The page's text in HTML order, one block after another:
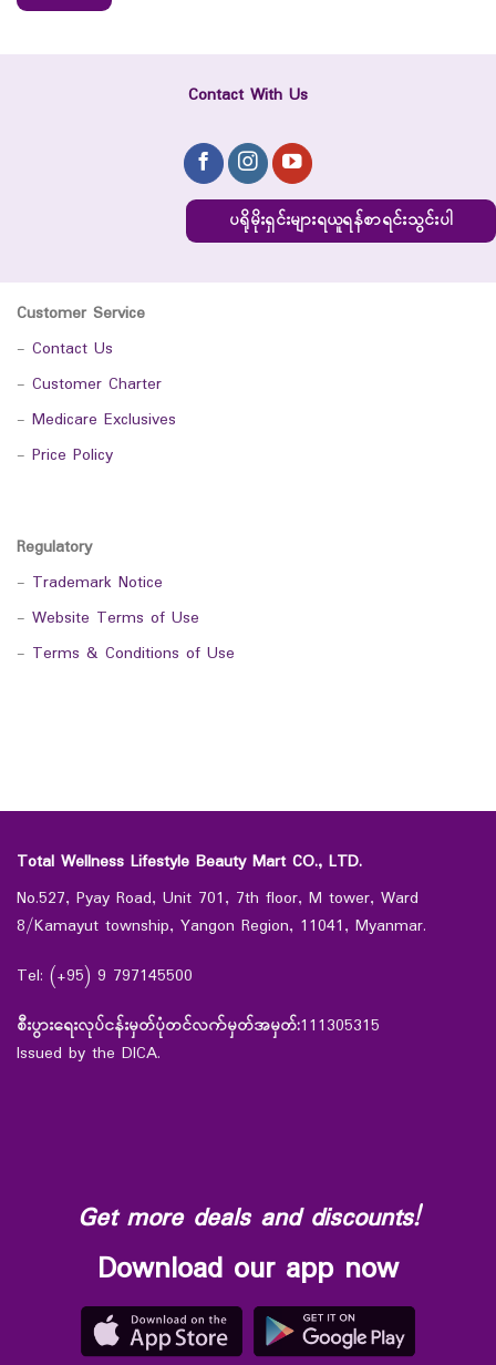
Contact With Us
ပရိုမိုးရှင်းများရယူရန်စာရင်းသွင်းပါ
Customer Service
- Contact Us
- Customer Charter
- Medicare Exclusives
- Price Policy
Regulatory
- Trademark Notice
- Website Terms of Use
- Terms & Conditions of Use
Total Wellness Lifestyle Beauty Mart CO., LTD.
No.527, Pyay Road, Unit 701, 7th floor, M tower, Ward
8/Kamayut township, Yangon Region, 11041, Myanmar.
Tel: (+95) 9 797145500
စီးပွားရေးလုပ်ငန်းမှတ်ပုံတင်လက်မှတ်အမှတ်:111305315
Issued by the DICA.
Get more deals and discounts!
Download our app now